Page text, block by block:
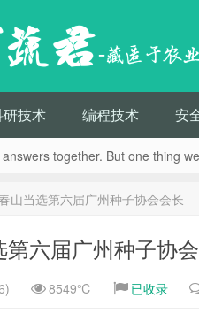
君-藏匿于农
研技术 编程技术 安
together. But one thing
山当选第六届广州种子协会会长
六届广州种子协
8549℃ 已收录